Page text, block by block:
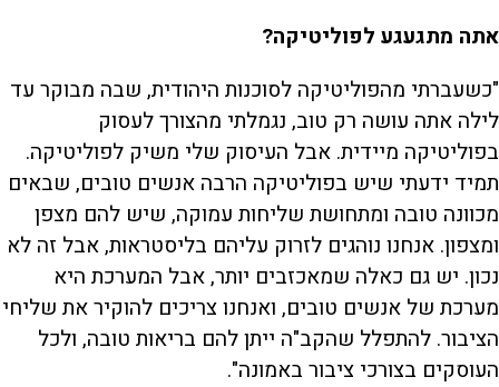
אתה מתגעגע לפוליטיקה?
"כשעברתי מהפוליטיקה לסוכנות היהודית, שבה מבוקר עד
לילה אתה עושה רק טוב, נגמלתי מהצורך לעסוק
בפוליטיקה מיידית. אבל העיסוק שלי משיק לפוליטיקה.
תמיד ידעתי שיש בפוליטיקה הרבה אנשים טובים, שבאים
מכוונה טובה ומתחושת שליחות עמוקה, שיש להם מצפן
ומצפון. אנחנו נוהגים לזרוק עליהם בליסטראות, אבל זה לא
נכון. יש גם כאלה שמאכזבים יותר, אבל המערכת היא
מערכת של אנשים טובים, ואנחנו צריכים להוקיר את שליחי
הציבור. להתפלל שהקב"ה ייתן להם בריאות טובה, ולכל
העוסקים בצורכי ציבור באמונה".